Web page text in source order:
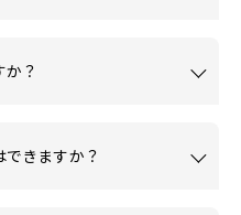
？
きますか？